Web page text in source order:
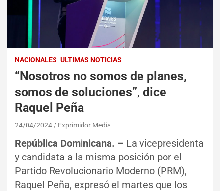
NACIONALES ULTIMAS NOTICIAS
“Nosotros no somos de planes,
somos de soluciones”, dice
Raquel Peña
24/04/2024 Exprimidor Media
República Dominicana. – La vicepresidenta
y candidata a la misma posición por el
Partido Revolucionario Moderno (PRM),
Raquel Peña, expresó el martes que los